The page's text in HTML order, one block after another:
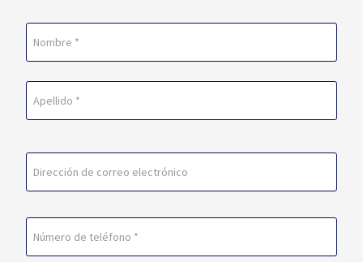
(Obligatorio)
En
primer
electrónico